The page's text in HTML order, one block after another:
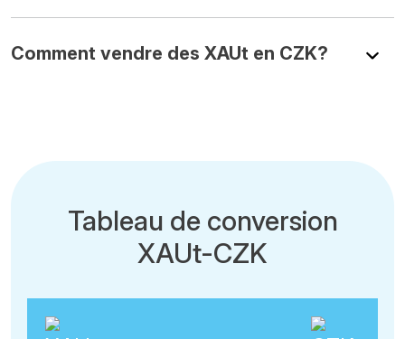
Comment vendre des XAUt en CZK?
Tableau de conversion
XAUt-CZK